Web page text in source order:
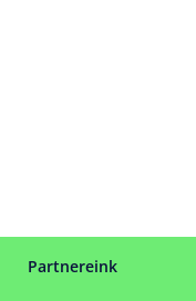
Partnereink